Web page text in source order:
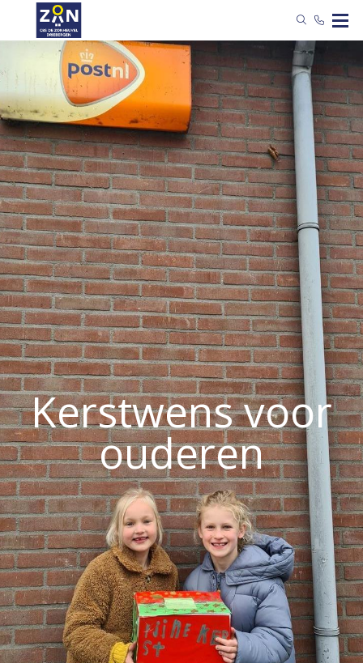
Kerstwens voor
ouderen